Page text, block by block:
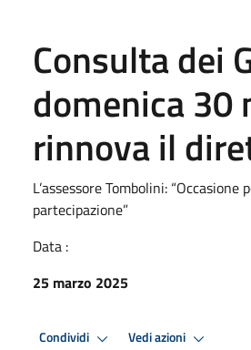
Consulta dei
domenica 30
rinnova il
L’assessore Tombolini:
partecipazione”
Data :
25 marzo 2025
Condividi Vedi azioni